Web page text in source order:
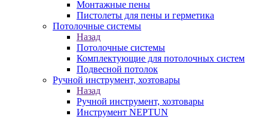
Монтажные пены
Пистолеты для пены и герметика
Потолочные системы
Назад
Потолочные системы
Комплектующие для потолочных систем
Подвесной потолок
Ручной инструмент, хозтовары
Назад
Ручной инструмент, хозтовары
Инструмент NEPTUN